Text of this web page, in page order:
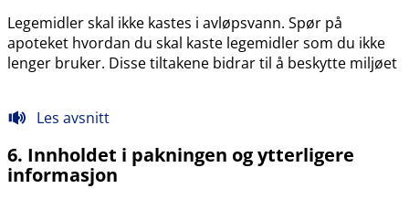
Legemidler skal ikke kastes i avløpsvann. Spør på
apoteket hvordan du skal kaste legemidler som du ikke
lenger bruker. Disse tiltakene bidrar til å beskytte miljøet
Les avsnitt
6. Innholdet i pakningen og ytterligere
informasjon